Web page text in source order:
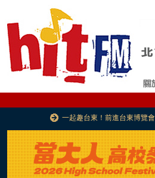
一起趣台東！前進台東博覽會